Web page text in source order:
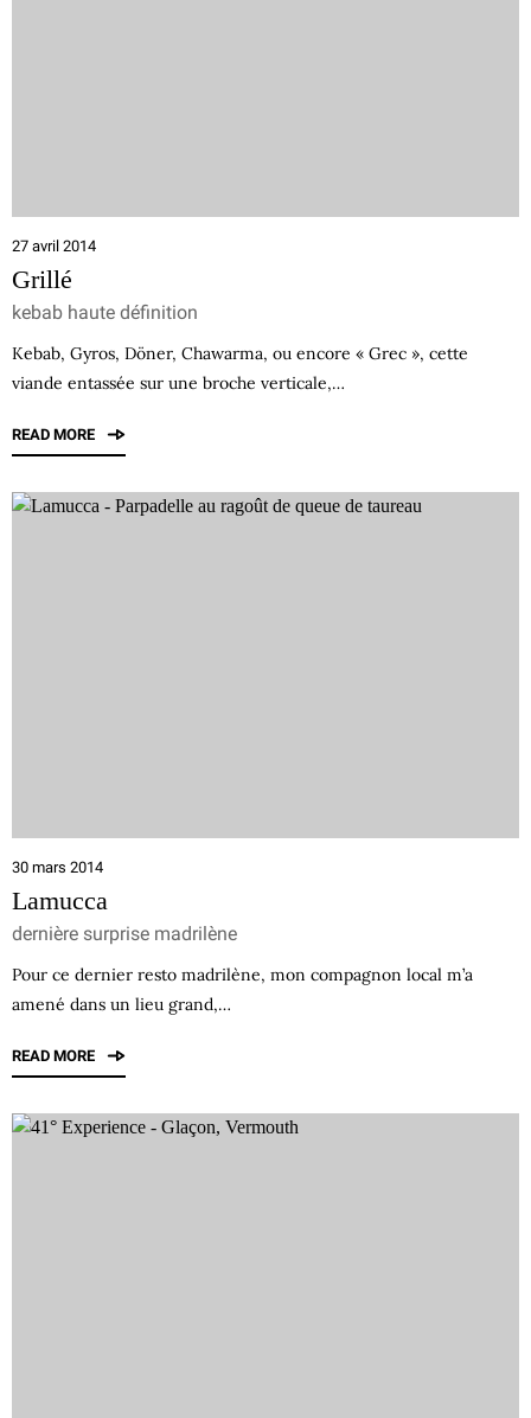
27 avril 2014
Grillé
kebab haute définition
Kebab, Gyros, Döner, Chawarma, ou encore « Grec », cette
viande entassée sur une broche verticale,…
READ MORE
30 mars 2014
Lamucca
dernière surprise madrilène
Pour ce dernier resto madrilène, mon compagnon local m’a
amené dans un lieu grand,…
READ MORE